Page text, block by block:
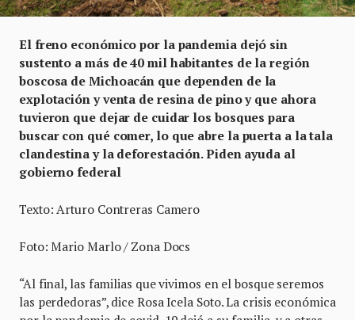
El freno económico por la pandemia dejó sin
sustento a más de 40 mil habitantes de la región
boscosa de Michoacán que dependen de la
explotación y venta de resina de pino y que ahora
tuvieron que dejar de cuidar los bosques para
buscar con qué comer, lo que abre la puerta a la tala
clandestina y la deforestación. Piden ayuda al
gobierno federal
Texto: Arturo Contreras Camero
Foto: Mario Marlo / Zona Docs
“Al final, las familias que vivimos en el bosque seremos
las perdedoras”, dice Rosa Icela Soto. La crisis económica